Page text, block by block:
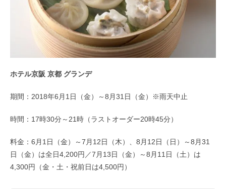
ホテル京阪 京都 グランデ
期間：2018年6月1日（金）～8月31日（金）※雨天中止
時間：17時30分～21時（ラストオーダー20時45分）
料金：6月1日（金）～7月12日（木）、8月12日（日）～8月31
日（金）は全日4,200円／7月13日（金）～8月11日（土）は
4,300円（金・土・祝前日は4,500円）